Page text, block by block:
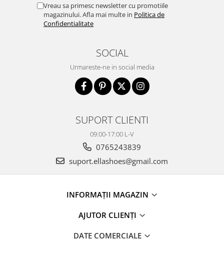
Vreau sa primesc newsletter cu promotiile
magazinului. Afla mai multe in Politica de
Confidentialitate
SOCIAL
Urmareste-ne in social media
SUPORT CLIENTI
09:00-17:00 L-V
0765243839
suport.ellashoes@gmail.com
INFORMAȚII MAGAZIN
AJUTOR CLIENȚI
DATE COMERCIALE